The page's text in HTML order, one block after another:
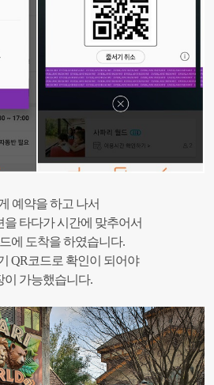
예약을 하고 나서
을 타다가 시간에 맞추어서
에 도착을 하였습니다.
QR코드로 확인이 되어야
이 가능했습니다.